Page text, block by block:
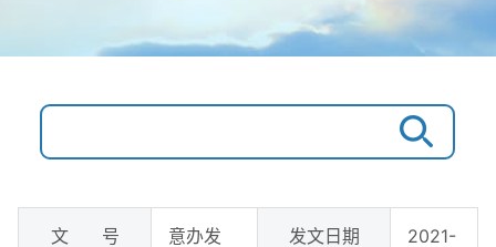
文 号
意办发
发文日期
2021-